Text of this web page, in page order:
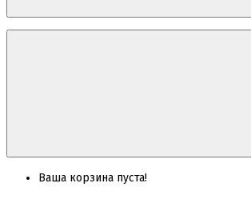
Ваша корзина пуста!